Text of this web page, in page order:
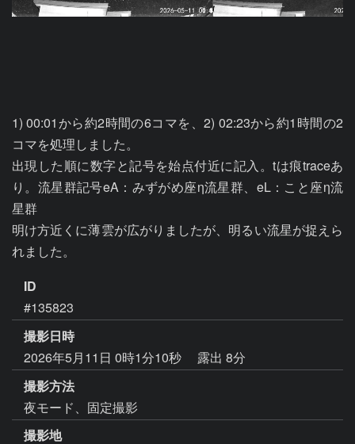
1) 00:01から約2時間の6コマを、2) 02:23から約1時間の2
コマを処理しました。
出現した順に数字と記号を始点付近に記入。tは痕traceあ
り。流星群記号eA：みずがめ座η流星群、eL：こと座η流
星群
明け方近くに薄雲が広がりましたが、明るい流星が捉えら
れました。
ID
#135823
撮影日時
2026年5月11日 0時1分10秒
露出 8分
撮影方法
夜モード、固定撮影
撮影地